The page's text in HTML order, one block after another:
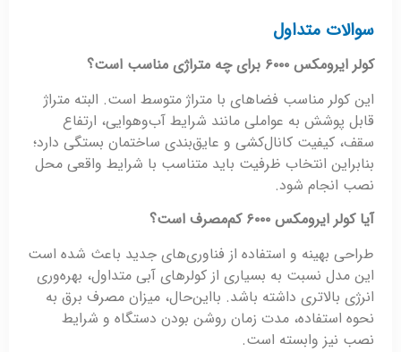
سوالات متداول
کولر ایرومکس ۶۰۰۰ برای چه متراژی مناسب است؟
این کولر مناسب فضاهای با متراژ متوسط است. البته متراژ
قابل پوشش به عواملی مانند شرایط آب‌وهوایی، ارتفاع
سقف، کیفیت کانال‌کشی و عایق‌بندی ساختمان بستگی دارد؛
بنابراین انتخاب ظرفیت باید متناسب با شرایط واقعی محل
نصب انجام شود.
آیا کولر ایرومکس ۶۰۰۰ کم‌مصرف است؟
طراحی بهینه و استفاده از فناوری‌های جدید باعث شده است
این مدل نسبت به بسیاری از کولرهای آبی متداول، بهره‌وری
انرژی بالاتری داشته باشد. بااین‌حال، میزان مصرف برق به
نحوه استفاده، مدت زمان روشن بودن دستگاه و شرایط
نصب نیز وابسته است.